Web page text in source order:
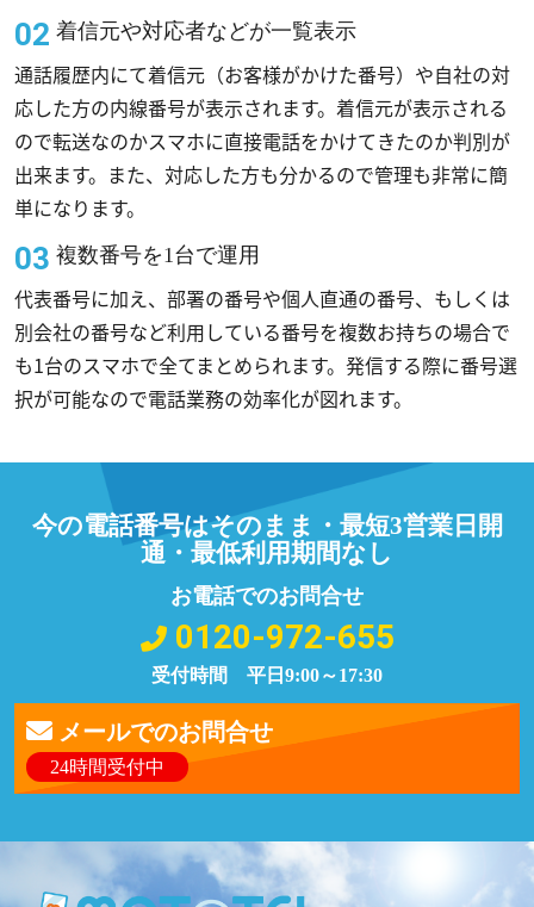
着信元や対応者などが一覧表示
通話履歴内にて着信元（お客様がかけた番号）や自社の対
応した方の内線番号が表示されます。着信元が表示される
ので転送なのかスマホに直接電話をかけてきたのか判別が
出来ます。また、対応した方も分かるので管理も非常に簡
単になります。
複数番号を1台で運用
代表番号に加え、部署の番号や個人直通の番号、もしくは
別会社の番号など利用している番号を複数お持ちの場合で
も1台のスマホで全てまとめられます。発信する際に番号選
択が可能なので電話業務の効率化が図れます。
今の電話番号はそのまま・最短3営業日開
通・最低利用期間なし
お電話でのお問合せ
0120-972-655
受付時間 平日9:00～17:30
メールでのお問合せ
24時間受付中